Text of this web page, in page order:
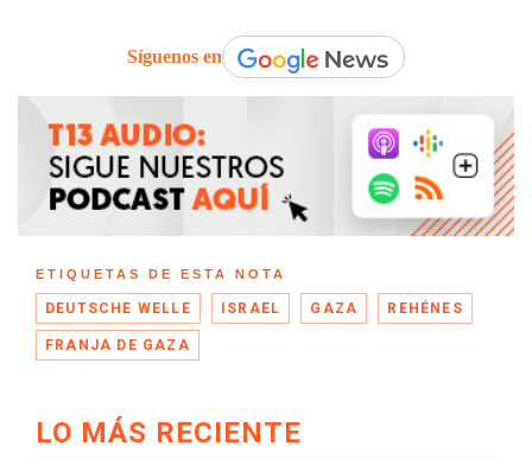
Síguenos en
ETIQUETAS DE ESTA NOTA
DEUTSCHE WELLE ISRAEL GAZA REHÉNES
FRANJA DE GAZA
LO MÁS RECIENTE